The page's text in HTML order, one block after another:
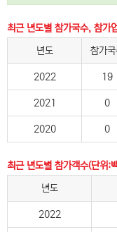
최근 년도별 참가국수, 참가
년도
참가
2022 19
2021 0
2020 0
최근 년도별 참가객수(단위:
년도
2022